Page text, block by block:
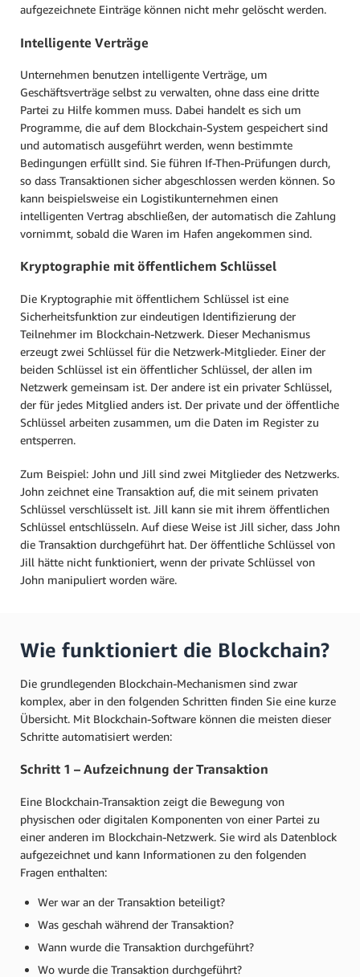
aufgezeichnete Einträge können nicht mehr gelöscht werden.
Intelligente Verträge
Unternehmen benutzen intelligente Verträge, um
Geschäftsverträge selbst zu verwalten, ohne dass eine dritte
Partei zu Hilfe kommen muss. Dabei handelt es sich um
Programme, die auf dem Blockchain-System gespeichert sind
und automatisch ausgeführt werden, wenn bestimmte
Bedingungen erfüllt sind. Sie führen If-Then-Prüfungen durch,
so dass Transaktionen sicher abgeschlossen werden können. So
kann beispielsweise ein Logistikunternehmen einen
intelligenten Vertrag abschließen, der automatisch die Zahlung
vornimmt, sobald die Waren im Hafen angekommen sind.
Kryptographie mit öffentlichem Schlüssel
Die Kryptographie mit öffentlichem Schlüssel ist eine
Sicherheitsfunktion zur eindeutigen Identifizierung der
Teilnehmer im Blockchain-Netzwerk. Dieser Mechanismus
erzeugt zwei Schlüssel für die Netzwerk-Mitglieder. Einer der
beiden Schlüssel ist ein öffentlicher Schlüssel, der allen im
Netzwerk gemeinsam ist. Der andere ist ein privater Schlüssel,
der für jedes Mitglied anders ist. Der private und der öffentliche
Schlüssel arbeiten zusammen, um die Daten im Register zu
entsperren.
Zum Beispiel: John und Jill sind zwei Mitglieder des Netzwerks.
John zeichnet eine Transaktion auf, die mit seinem privaten
Schlüssel verschlüsselt ist. Jill kann sie mit ihrem öffentlichen
Schlüssel entschlüsseln. Auf diese Weise ist Jill sicher, dass John
die Transaktion durchgeführt hat. Der öffentliche Schlüssel von
Jill hätte nicht funktioniert, wenn der private Schlüssel von
John manipuliert worden wäre.
Wie funktioniert die Blockchain?
Die grundlegenden Blockchain-Mechanismen sind zwar
komplex, aber in den folgenden Schritten finden Sie eine kurze
Übersicht. Mit Blockchain-Software können die meisten dieser
Schritte automatisiert werden:
Schritt 1 – Aufzeichnung der Transaktion
Eine Blockchain-Transaktion zeigt die Bewegung von
physischen oder digitalen Komponenten von einer Partei zu
einer anderen im Blockchain-Netzwerk. Sie wird als Datenblock
aufgezeichnet und kann Informationen zu den folgenden
Fragen enthalten:
Wer war an der Transaktion beteiligt?
Was geschah während der Transaktion?
Wann wurde die Transaktion durchgeführt?
Wo wurde die Transaktion durchgeführt?